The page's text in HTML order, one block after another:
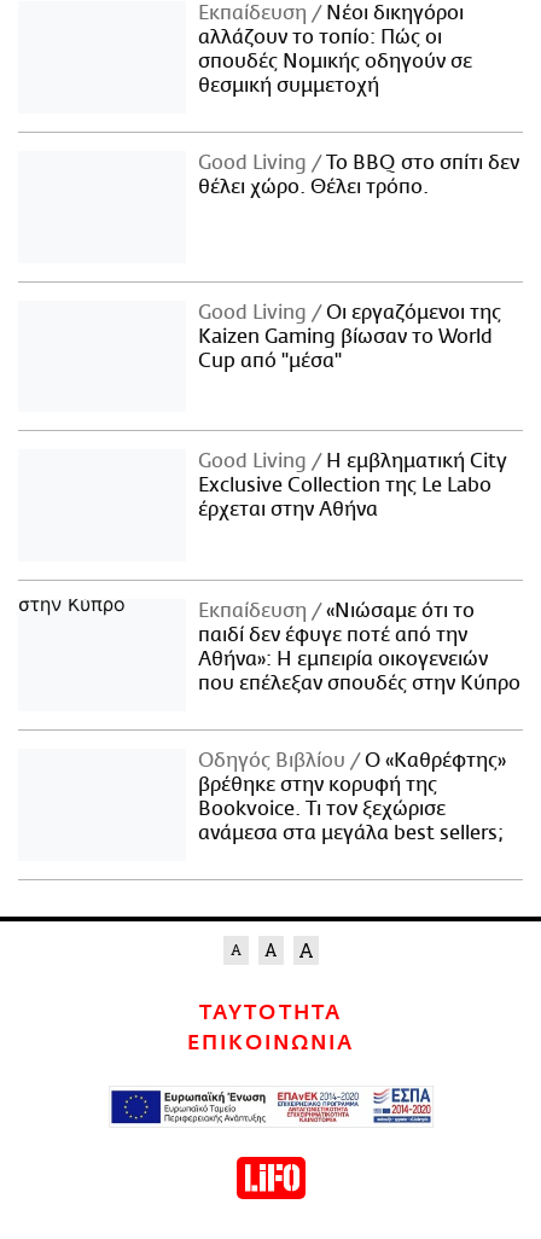
Εκπαίδευση
Νέοι δικηγόροι
αλλάζουν το τοπίο: Πώς οι
σπουδές Νομικής οδηγούν σε
θεσμική συμμετοχή
Good Living
Το BBQ στο σπίτι δεν
θέλει χώρο. Θέλει τρόπο.
Good Living
Οι εργαζόμενοι της
Kaizen Gaming βίωσαν το World
Cup από "μέσα"
Good Living
Η εμβληματική City
Exclusive Collection της Le Labo
έρχεται στην Αθήνα
Εκπαίδευση
«Νιώσαμε ότι το
παιδί δεν έφυγε ποτέ από την
Αθήνα»: Η εμπειρία οικογενειών
που επέλεξαν σπουδές στην Κύπρο
Οδηγός Βιβλίου
Ο «Καθρέφτης»
βρέθηκε στην κορυφή της
Bookvoice. Τι τον ξεχώρισε
ανάμεσα στα μεγάλα best sellers;
ΤΑΥΤΟΤΗΤΑ
ΕΠΙΚΟΙΝΩΝΙΑ